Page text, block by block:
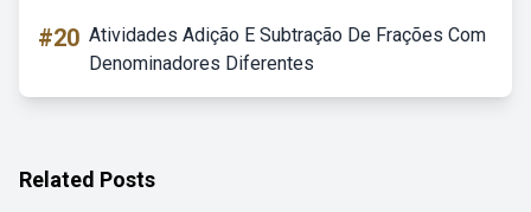
#20 Atividades Adição E Subtração De Frações Com
Denominadores Diferentes
Related Posts